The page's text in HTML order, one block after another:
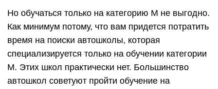
Но обучаться только на категорию М не выгодно.
Как минимум потому, что вам придется потратить
время на поиски автошколы, которая
специализируется только на обучении категории
М. Этих школ практически нет. Большинство
автошкол советуют пройти обучение на